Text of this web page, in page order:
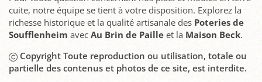
cuite, notre équipe se tient à votre disposition. Explorez la
richesse historique et la qualité artisanale des Poteries de
Soufflenheim avec Au Brin de Paille et la Maison Beck.
Copyright Toute reproduction ou utilisation, totale ou
partielle des contenus et photos de ce site, est interdite.